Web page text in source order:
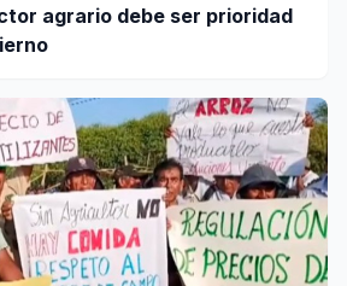
agrario debe ser prioridad